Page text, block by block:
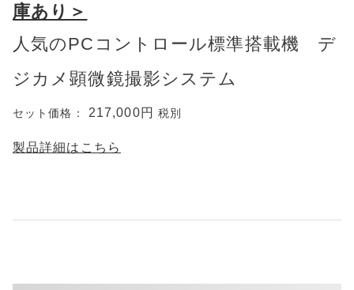
庫あり＞
人気のPCコントロール標準搭載機 デ
ジカメ顕微鏡撮影システム
セット価格： 217,000円 税別
製品詳細はこちら